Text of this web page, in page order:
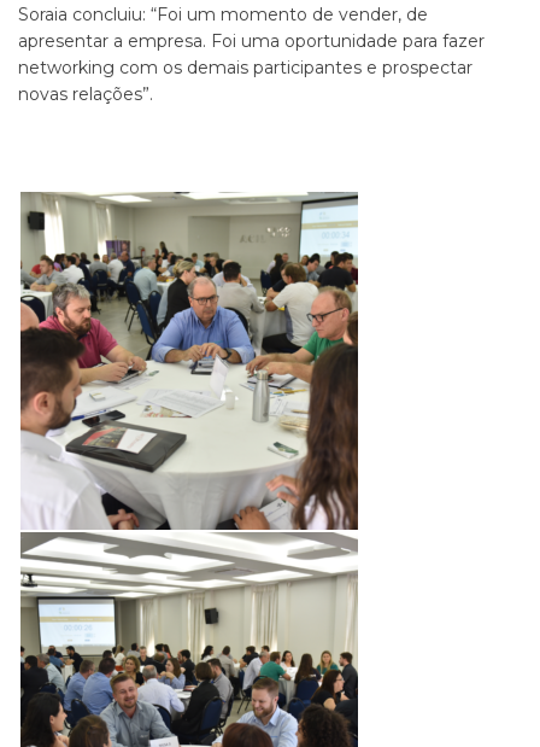
Soraia concluiu: “Foi um momento de vender, de
apresentar a empresa. Foi uma oportunidade para fazer
networking com os demais participantes e prospectar
novas relações”.